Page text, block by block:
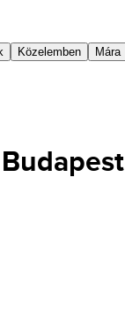
Közelemben Mára